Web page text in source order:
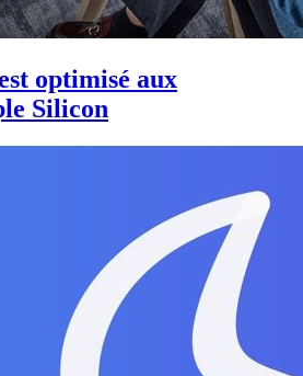
optimisé aux
Silicon